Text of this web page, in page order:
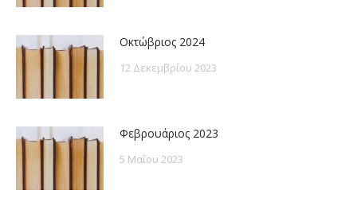
Οκτώβριος 2024
12 Δεκεμβρίου 2023
Φεβρουάριος 2023
5 Μαΐου 2023